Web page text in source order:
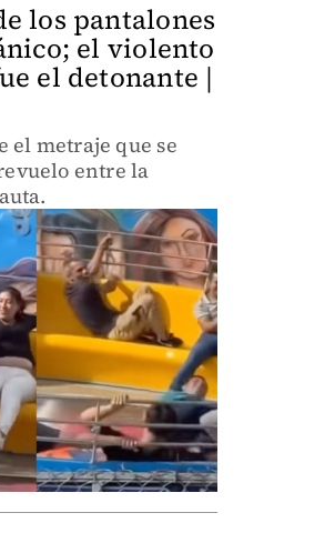
los pantalones
el violento
el detonante |
el metraje que se
entre la